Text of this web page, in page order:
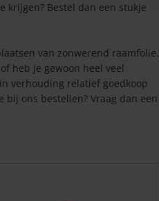
krijgen? Bestel dan een stukje
van zonwerend raamfolie.
heb je gewoon heel veel
verhouding relatief goedkoop
ons bestellen? Vraag dan een